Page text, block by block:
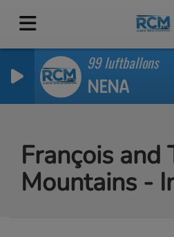
99 luftballons
NENA
François and
Mountains -